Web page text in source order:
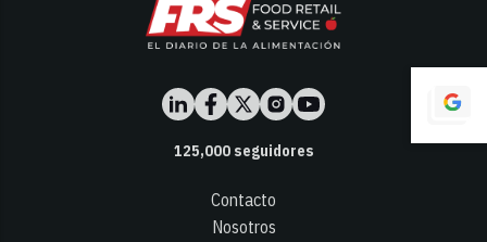
125,000seguidores
Contacto
Nosotros